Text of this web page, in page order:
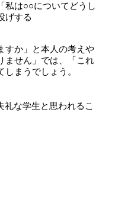
私は○○についてどうし
げする
すか」と本人の考えや
ません」では、「これ
まうでしょう。
礼な学生と思われるこ